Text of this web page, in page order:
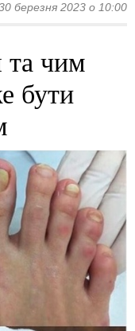
березня 2023 о 10:00
та чим
бути